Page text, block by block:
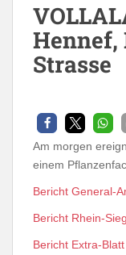
Hennef,
Strasse
Am morgen
einem
Bericht General-
Bericht Rhein-
Bericht Extra-Blatt